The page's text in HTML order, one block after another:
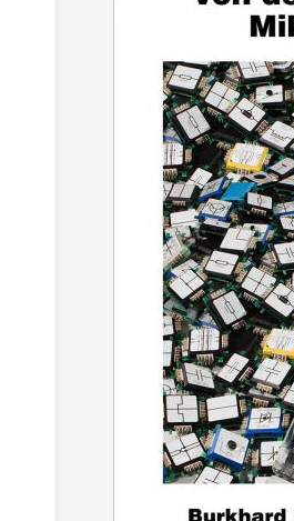
Apple iWork (Pages,
Weiterlesen...
Apple Mac Pro
Apple Mac Pro 3,0 GHz
Weiterlesen...